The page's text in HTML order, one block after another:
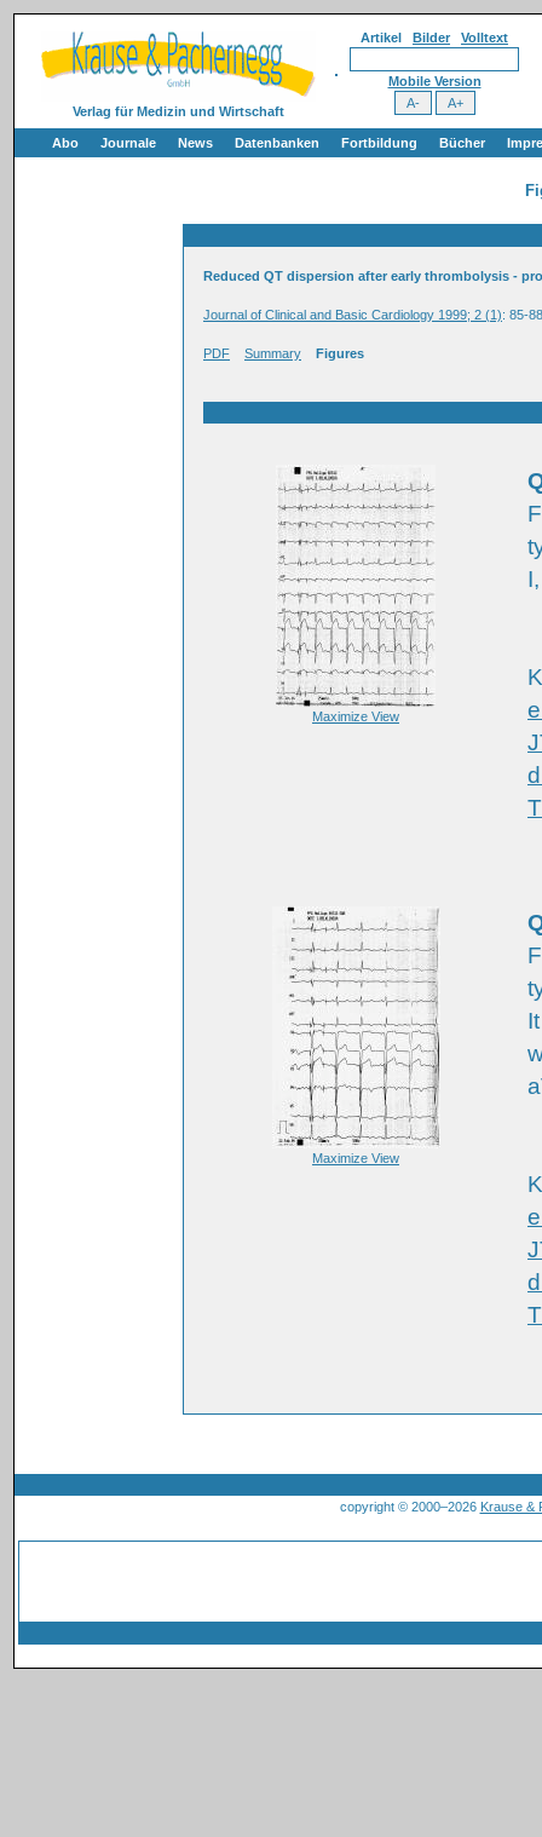
Verlag für Medizin und Wirtschaft
Artikel Bilder Volltext
Mobile Version
Abo Journale News Datenbanken Fortbildung Bücher
Reduced QT dispersion after early thrombolysis -
Journal of Clinical and Basic Cardiology 1999; 2 (1): 85-88
PDF Summary Figures
Maximize View
Maximize View
copyright © 2000–2026 Krause &